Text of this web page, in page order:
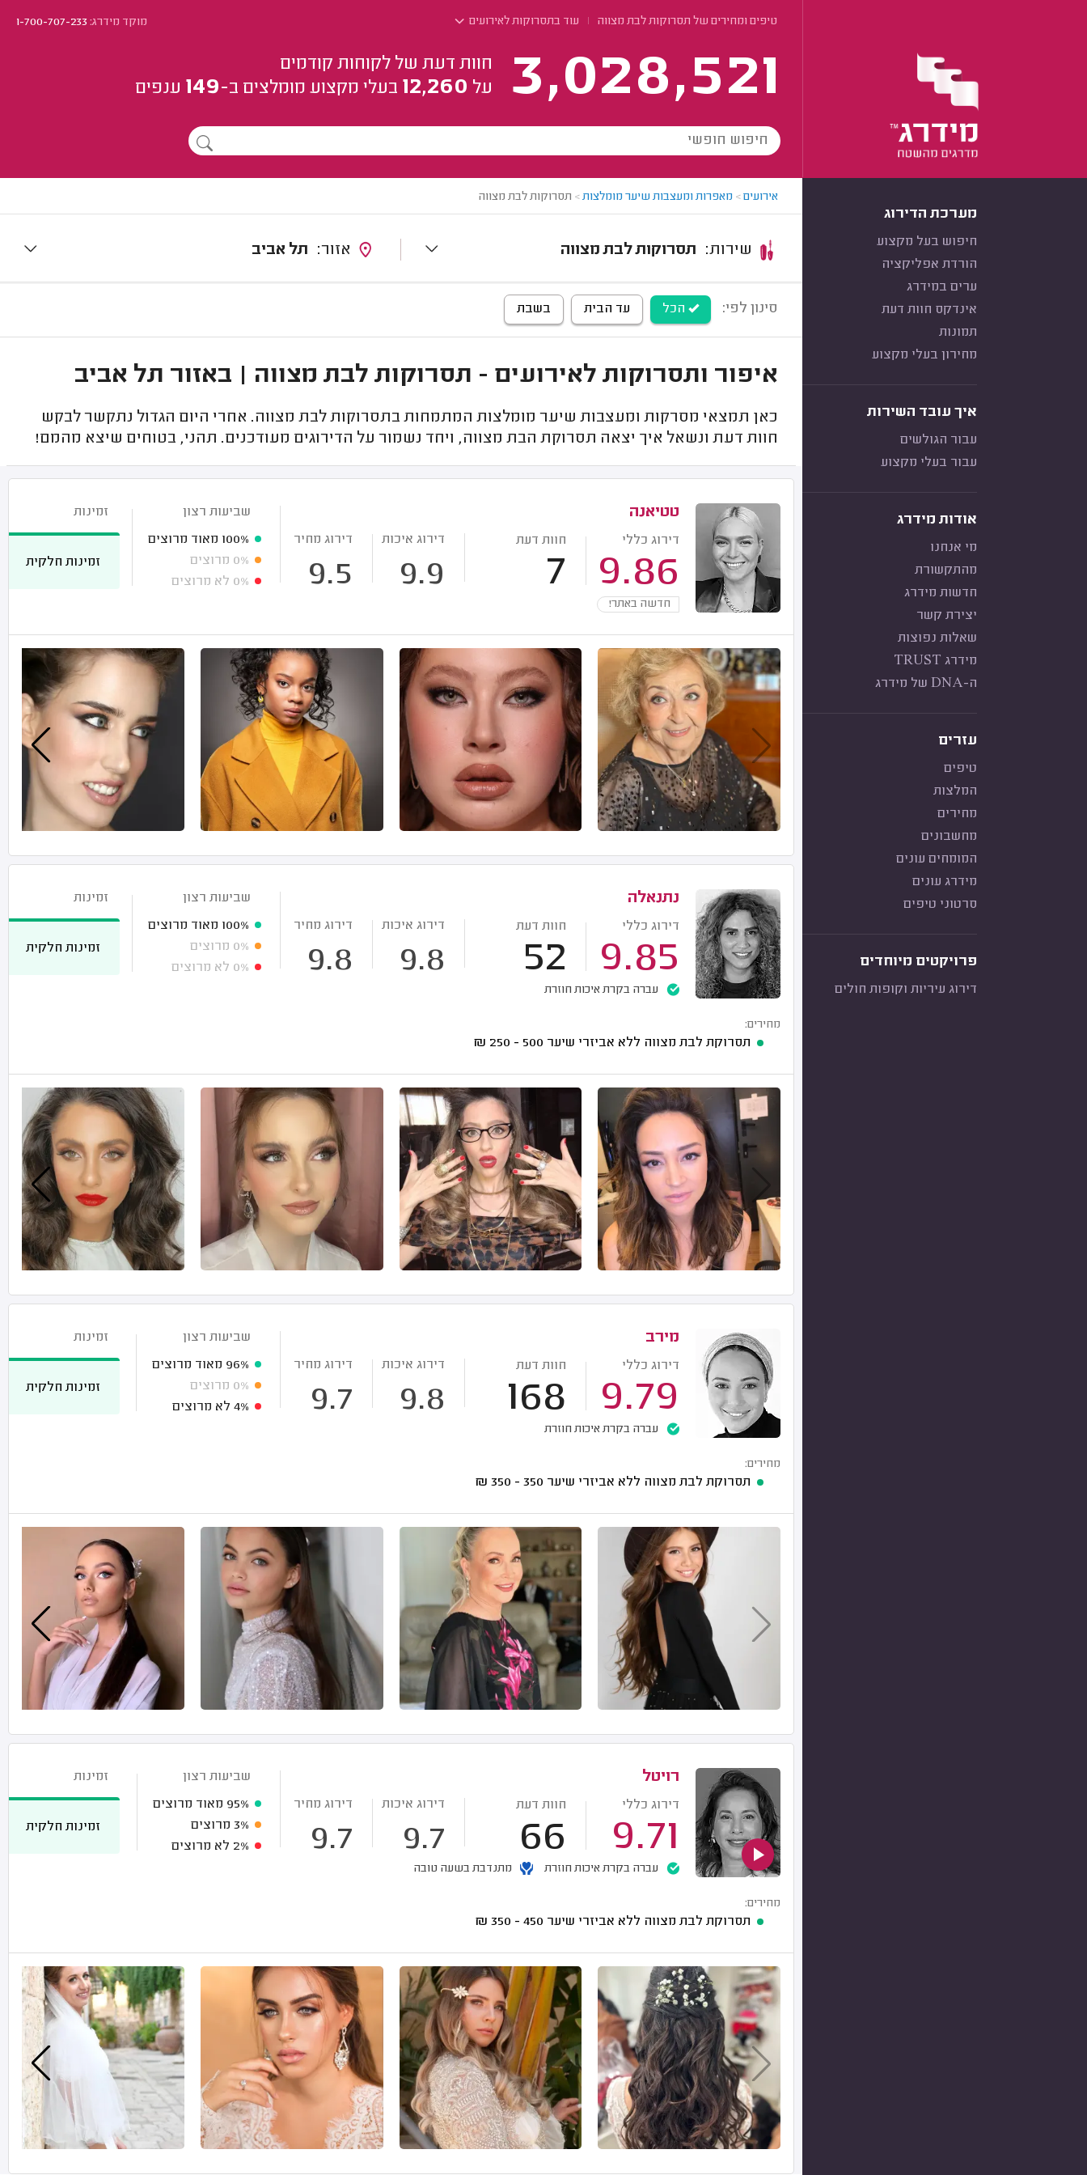
טיפים ומחירים של תסרוקות לבת מצווה עוד בתסרוקות לאירועים מוקד מידרג:1-700-707-233
3,028,521
חוות דעת של לקוחות קודמים
על 12,260 בעלי מקצוע מומלצים ב-149 ענפים
מערכת הדירוג
חיפוש בעל מקצוע
הורדת אפליקציה
ערים במידרג
אינדקס חוות דעת
תמונות
מחירון בעלי מקצוע
איך עובד השירות
עבור הגולשים
עבור בעלי מקצוע
אודות מידרג
מי אנחנו
מהתקשורת
חדשות מידרג
יצירת קשר
שאלות נפוצות
מידרג TRUST
ה-DNA של מידרג
עזרים
טיפים
המלצות
מחירים
מחשבונים
המומחים עונים
מידרג עונים
סרטוני טיפים
פרויקטים מיוחדים
דירוג עיריות וקופות חולים
אירועים> מאפרות ומעצבות שיער מומלצות> תסרוקות לבת מצווה
תסרוקות לבת מצווה תל אביב
סינון לפי: הכל עד הבית בשבת
איפור ותסרוקות לאירועים - תסרוקות לבת מצווה | באזור תל אביב
כאן תמצאי מסרקות ומעצבות שיער מומלצות המתמחות בתסרוקות לבת מצווה. אחרי היום הגדול נתקשר לבקש
חוות דעת ונשאל איך יצאה תסרוקת הבת מצווה, ויחד נשמור על הדירוגים מעודכנים. תהני, בטוחים שיצא מהמם!
טטיאנה
דירוג כללי
9.86
חוות דעת
7
דירוג איכות
9.9
דירוג מחיר
9.5
חדשה באתר!
שביעות רצון
100% מאוד מרוצים
0% מרוצים
0% לא מרוצים
זמינות
זמינות חלקית
נתנאלה
דירוג כללי
9.85
חוות דעת
52
דירוג איכות
9.8
דירוג מחיר
9.8
עברה בקרת איכות חוזרת
שביעות רצון
100% מאוד מרוצים
0% מרוצים
0% לא מרוצים
זמינות
זמינות חלקית
מחירים:
תסרוקת לבת מצווה ללא אביזרי שיער 500 - 250
₪
מירב
דירוג כללי
9.79
חוות דעת
168
דירוג איכות
9.8
דירוג מחיר
9.7
עברה בקרת איכות חוזרת
שביעות רצון
96% מאוד מרוצים
0% מרוצים
4% לא מרוצים
זמינות
זמינות חלקית
מחירים:
תסרוקת לבת מצווה ללא אביזרי שיער 350 - 350
₪
רויטל
דירוג כללי
9.71
חוות דעת
66
דירוג איכות
9.7
דירוג מחיר
9.7
עברה בקרת איכות חוזרת מתנדבת בשעה טובה
שביעות רצון
95% מאוד מרוצים
3% מרוצים
2% לא מרוצים
זמינות
זמינות חלקית
מחירים:
תסרוקת לבת מצווה ללא אביזרי שיער 450 - 350
₪